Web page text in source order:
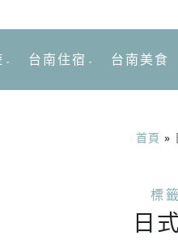
台南住宿 台南美食
首頁 »
標
日